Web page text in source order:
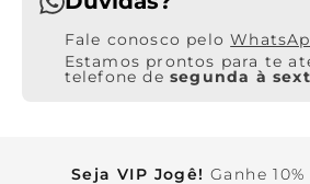
Estamos prontos para te
telefone de segunda à
Seja VIP Jogê! Ganhe